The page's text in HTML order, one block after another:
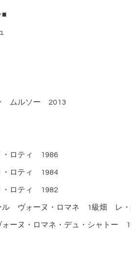
■
ムルソー 2013
ロティ 1986
ロティ 1984
ロティ 1982
ル ヴォーヌ・ロマネ 1級畑 レ
ーヌ・ロマネ・デュ・シャトー